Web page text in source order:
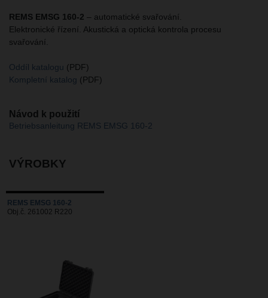
REMS EMSG 160-2 – automatické svařování.
Elektronické řízení. Akustická a optická kontrola procesu
svařování.
Oddíl katalogu (PDF)
Kompletní katalog (PDF)
Návod k použití
Betriebsanleitung REMS EMSG 160-2
VÝROBKY
REMS EMSG 160-2
Obj.č. 261002 R220